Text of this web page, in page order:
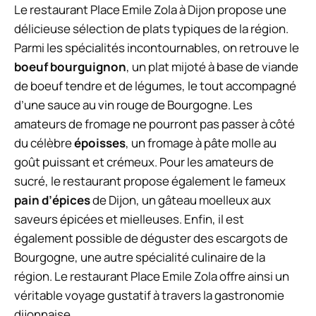
Le restaurant Place Emile Zola à Dijon propose une
délicieuse sélection de plats typiques de la région.
Parmi les spécialités incontournables, on retrouve le
boeuf bourguignon, un plat mijoté à base de viande
de boeuf tendre et de légumes, le tout accompagné
d’une sauce au vin rouge de Bourgogne. Les
amateurs de fromage ne pourront pas passer à côté
du célèbreépoisses, un fromage à pâte molle au
goût puissant et crémeux. Pour les amateurs de
sucré, le restaurant propose également le fameux
pain d’épicesde Dijon, un gâteau moelleux aux
saveurs épicées et mielleuses. Enfin, il est
également possible de déguster des escargots de
Bourgogne, une autre spécialité culinaire de la
région. Le restaurant Place Emile Zola offre ainsi un
véritable voyage gustatif à travers la gastronomie